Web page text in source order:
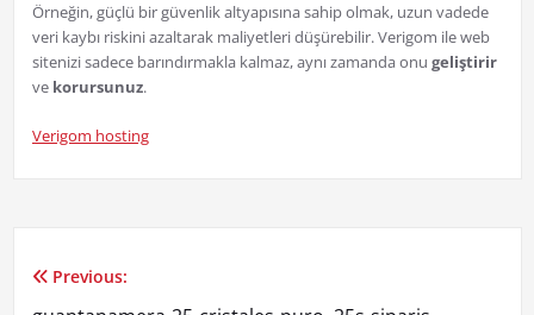
Örneğin, güçlü bir güvenlik altyapısına sahip olmak, uzun vadede
veri kaybı riskini azaltarak maliyetleri düşürebilir. Verigom ile web
sitenizi sadece barındırmakla kalmaz, aynı zamanda onu geliştirir
ve korursunuz.
Verigom hosting
Yazı
Previous: